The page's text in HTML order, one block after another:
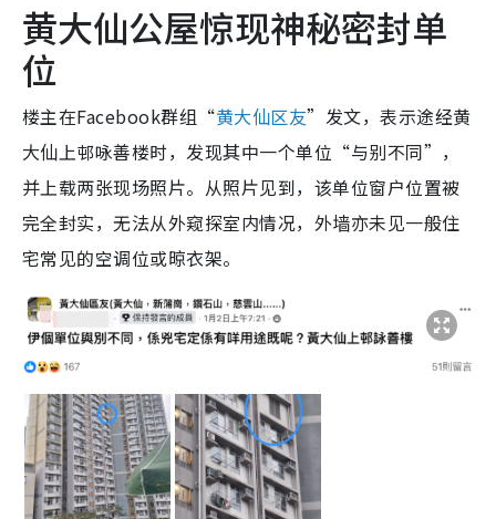
黄大仙公屋惊现神秘密封单
位
楼主在Facebook群组“黄大仙区友”发文，表示途经黄
大仙上邨咏善楼时，发现其中一个单位“与别不同”，
并上载两张现场照片。从照片见到，该单位窗户位置被
完全封实，无法从外窥探室内情况，外墙亦未见一般住
宅常见的空调位或晾衣架。